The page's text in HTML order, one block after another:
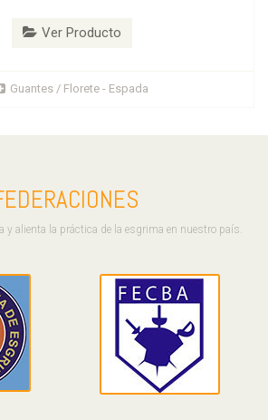
Ver Producto
Guantes / Florete - Espada
y alienta la práctica de la esgrima en nuestro país.